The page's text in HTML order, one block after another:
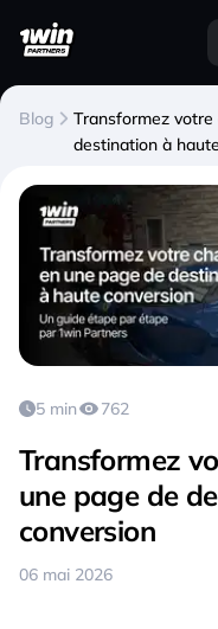
Blog
Transformez
destination à
5 min 762
Transformez
une page de
conversion
06 mai 2026